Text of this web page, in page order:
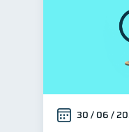
Cuenta
Finanzas
Finanzas
30 / 06 /